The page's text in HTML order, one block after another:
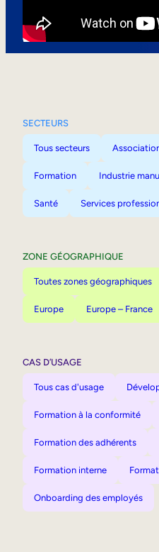
SECTEURS
Tous secteurs
Formation Industrie
Santé Services
ZONE GÉOGRAPHIQUE
Toutes zones géographiques
Europe Europe – France
CAS D’USAGE
Tous cas d'usage
Formation à la conformité
Formation des adhérents
Formation interne
Onboarding des employés